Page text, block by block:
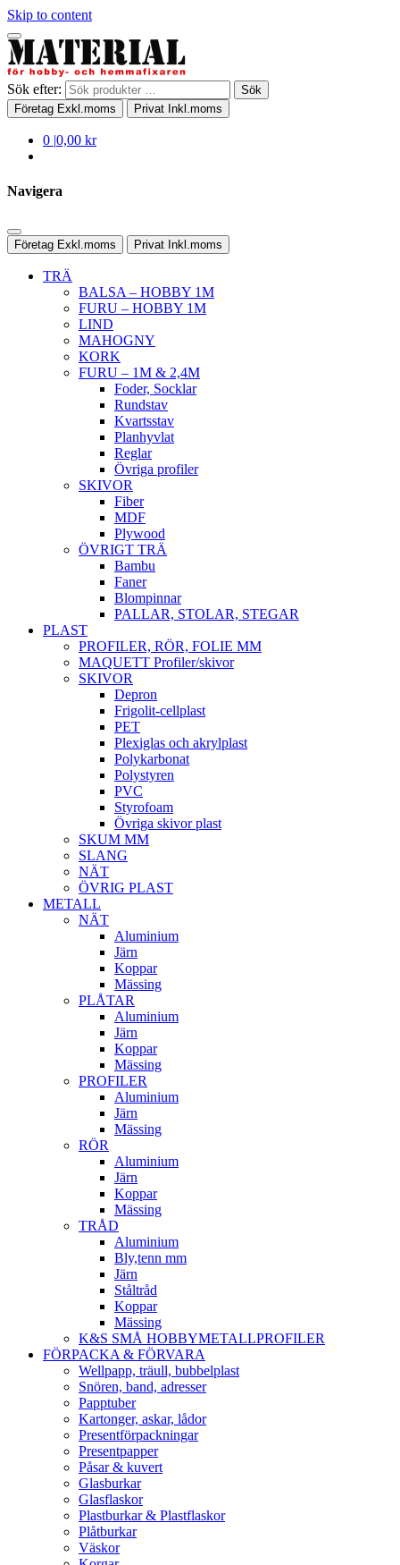
Skip to content
Sök efter:
Sök
Företag Exkl.moms Privat Inkl.moms
0 |0,00 kr
Navigera
Företag Exkl.moms Privat Inkl.moms
TRÄ
BALSA – HOBBY 1M
FURU – HOBBY 1M
LIND
MAHOGNY
KORK
FURU – 1M & 2,4M
Foder, Socklar
Rundstav
Kvartsstav
Planhyvlat
Reglar
Övriga profiler
SKIVOR
Fiber
MDF
Plywood
ÖVRIGT TRÄ
Bambu
Faner
Blompinnar
PALLAR, STOLAR, STEGAR
PLAST
PROFILER, RÖR, FOLIE MM
MAQUETT Profiler/skivor
SKIVOR
Depron
Frigolit-cellplast
PET
Plexiglas och akrylplast
Polykarbonat
Polystyren
PVC
Styrofoam
Övriga skivor plast
SKUM MM
SLANG
NÄT
ÖVRIG PLAST
METALL
NÄT
Aluminium
Järn
Koppar
Mässing
PLÅTAR
Aluminium
Järn
Koppar
Mässing
PROFILER
Aluminium
Järn
Mässing
RÖR
Aluminium
Järn
Koppar
Mässing
TRÅD
Aluminium
Bly,tenn mm
Järn
Ståltråd
Koppar
Mässing
K&S SMÅ HOBBYMETALLPROFILER
FÖRPACKA & FÖRVARA
Wellpapp, träull, bubbelplast
Snören, band, adresser
Papptuber
Kartonger, askar, lådor
Presentförpackningar
Presentpapper
Påsar & kuvert
Glasburkar
Glasflaskor
Plastburkar & Plastflaskor
Plåtburkar
Väskor